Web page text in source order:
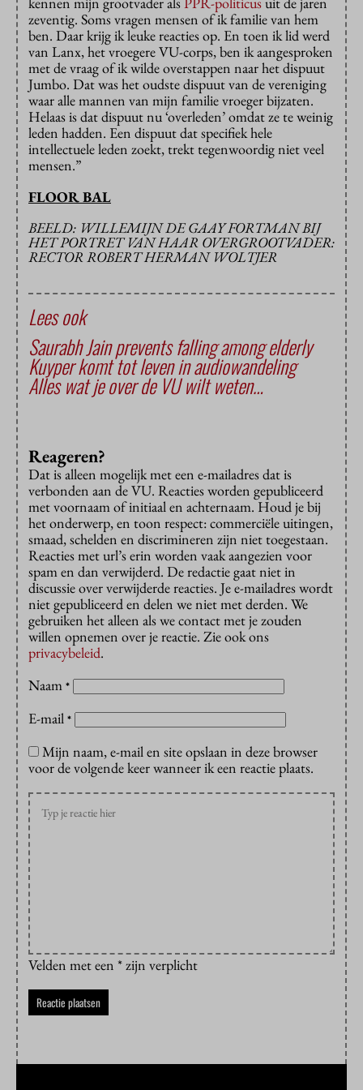
zeventig. Soms vragen mensen of ik familie van hem
ben. Daar krijg ik leuke reacties op. En toen ik lid werd
van Lanx, het vroegere VU-corps, ben ik aangesproken
met de vraag of ik wilde overstappen naar het dispuut
Jumbo. Dat was het oudste dispuut van de vereniging
waar alle mannen van mijn familie vroeger bijzaten.
Helaas is dat dispuut nu ‘overleden’ omdat ze te weinig
leden hadden. Een dispuut dat specifiek hele
intellectuele leden zoekt, trekt tegenwoordig niet veel
mensen.”
FLOOR BAL
BEELD: WILLEMIJN DE GAAY FORTMAN BIJ
HET PORTRET VAN HAAR OVERGROOTVADER:
RECTOR ROBERT HERMAN WOLTJER
Lees ook
Saurabh Jain prevents falling among elderly
Kuyper komt tot leven in audiowandeling
Alles wat je over de VU wilt weten…
Reageren?
Dat is alleen mogelijk met een e-mailadres dat is
verbonden aan de VU. Reacties worden gepubliceerd
met voornaam of initiaal en achternaam. Houd je bij
het onderwerp, en toon respect: commerciële uitingen,
smaad, schelden en discrimineren zijn niet toegestaan.
Reacties met url’s erin worden vaak aangezien voor
spam en dan verwijderd. De redactie gaat niet in
discussie over verwijderde reacties. Je e-mailadres wordt
niet gepubliceerd en delen we niet met derden. We
gebruiken het alleen als we contact met je zouden
willen opnemen over je reactie. Zie ook ons
privacybeleid.
Naam *
E-mail *
Mijn naam, e-mail en site opslaan in deze browser
voor de volgende keer wanneer ik een reactie plaats.
Velden met een * zijn verplicht